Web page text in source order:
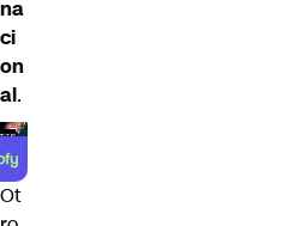
na
ci
on
al.
Ot